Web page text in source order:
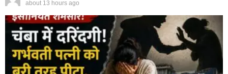
about 13 hours ago